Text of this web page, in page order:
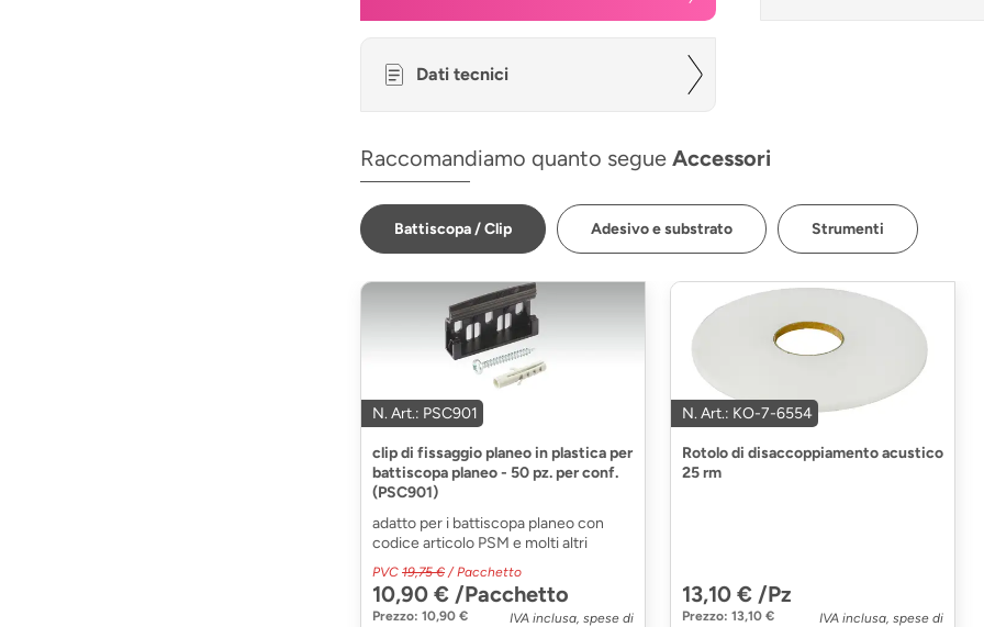
Dati tecnici
Raccomandiamo quanto segue Accessori
Battiscopa / Clip Adesivo e substrato Strumenti
N. Art.: PSC901
clip di fissaggio planeo in plastica per
battiscopa planeo - 50 pz. per conf.
(PSC901)
adatto per i battiscopa planeo con
codice articolo PSM e molti altri
PVC 19,75 € / Pacchetto
10,90 € /Pacchetto
Prezzo: 10,90 €
IVA inclusa, spese di
N. Art.: KO-7-6554
Rotolo di disaccoppiamento acustico
25 rm
13,10 € /Pz
Prezzo: 13,10 €
IVA inclusa, spese di